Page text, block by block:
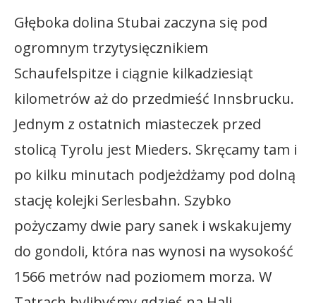
Głęboka dolina Stubai zaczyna się pod
ogromnym trzytysięcznikiem
Schaufelspitze i ciągnie kilkadziesiąt
kilometrów aż do przedmieść Innsbrucku.
Jednym z ostatnich miasteczek przed
stolicą Tyrolu jest Mieders. Skręcamy tam i
po kilku minutach podjeżdżamy pod dolną
stację kolejki Serlesbahn. Szybko
pożyczamy dwie pary sanek i wskakujemy
do gondoli, która nas wynosi na wysokość
1566 metrów nad poziomem morza. W